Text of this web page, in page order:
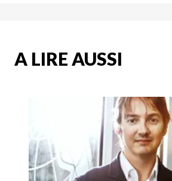
A LIRE AUSSI